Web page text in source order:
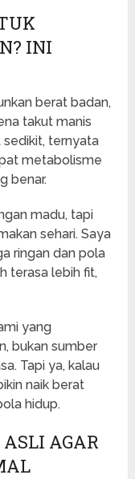
INI
berat badan,
takut manis
sedikit, ternyata
metabolisme
benar.
madu, tapi
sehari. Saya
ringan dan pola
terasa lebih fit,
yang
bukan sumber
Tapi ya, kalau
naik berat
hidup.
AGAR